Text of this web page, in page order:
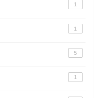
1
1
5
1